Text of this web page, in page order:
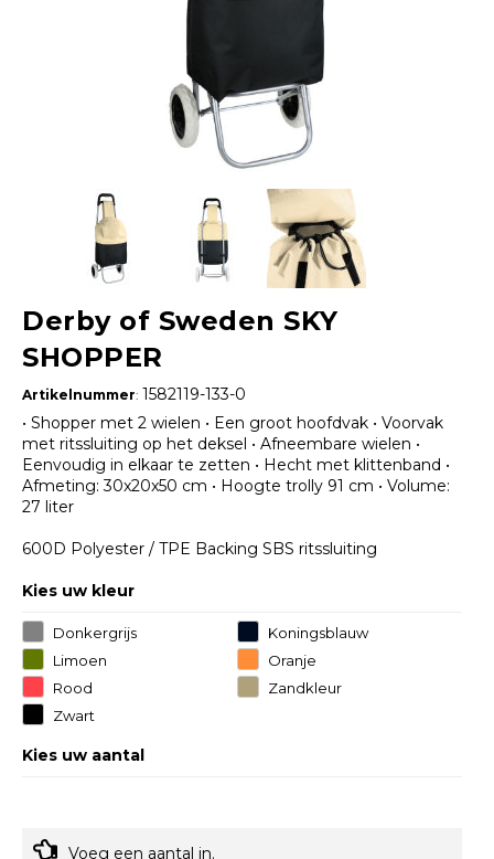
Derby of Sweden SKY
SHOPPER
Artikelnummer: 1582119-133-0
• Shopper met 2 wielen • Een groot hoofdvak • Voorvak
met ritssluiting op het deksel • Afneembare wielen •
Eenvoudig in elkaar te zetten • Hecht met klittenband •
Afmeting: 30x20x50 cm • Hoogte trolly 91 cm • Volume:
27 liter
600D Polyester / TPE Backing SBS ritssluiting
Kies uw kleur
Donkergrijs
Koningsblauw
Limoen
Oranje
Rood
Zandkleur
Zwart
Kies uw aantal
Voeg een aantal in.